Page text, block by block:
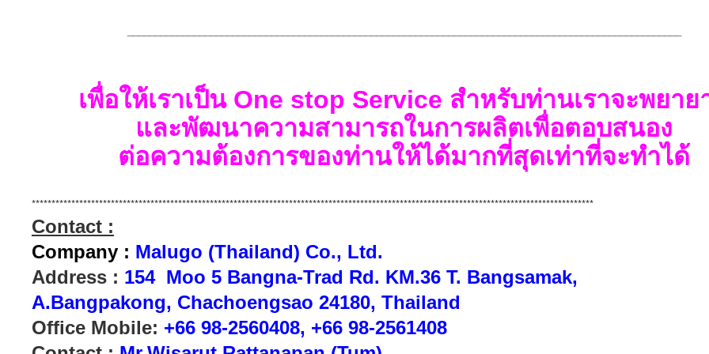
เพื่อให้เราเป็น One stop Service สำหรับท่านเราจะพยาย
และพัฒนาความสามารถในการผลิตเพื่อตอบสนอง
ต่อความต้องการของท่านให้ได้มากที่สุดเท่าที่จะทำได้
**********************************************************************************************************************************************
Contact :
Company : Malugo (Thailand) Co., Ltd.
Address : 154 Moo 5 Bangna-Trad Rd. KM.36 T. Bangsamak,
A.Bangpakong, Chachoengsao 24180, Thailand
Office Mobile: +66 98-2560408, +66 98-2561408